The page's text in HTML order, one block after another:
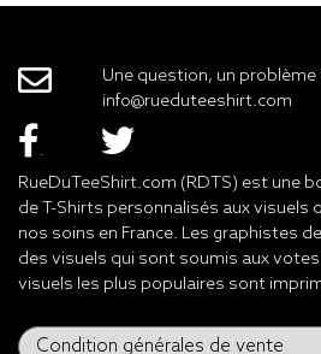
Une question, un problème
info@rueduteeshirt.com
RueDuTeeShirt.com (RDTS) est une
de T-Shirts personnalisés aux visuels
nos soins en France. Les graphistes
des visuels qui sont soumis aux
visuels les plus populaires sont